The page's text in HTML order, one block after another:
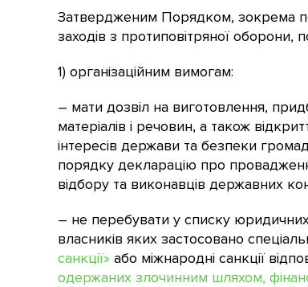
Затвердженим Порядком, зокрема
заходів з протиповітряної оборони,
1) організаційним вимогам:
– мати дозвіл на виготовлення,
матеріалів і речовин, а також
інтересів держави та безпеки
порядку декларацію про
відбору та виконавців державних
– не перебувати у списку юридичних
власників яких застосовано
санкції» або міжнародні санкції
одержаних злочинним шляхом,